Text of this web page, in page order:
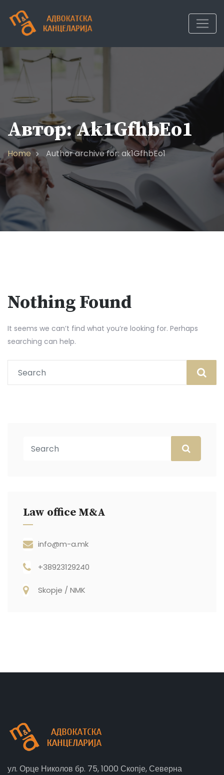
content
Автор:Ak1GfhbEo1
Home Author archive for: ak1GfhbEo1
Nothing Found
It seems we can’t find what you’re looking for. Perhaps
searching can help.
Law office M&A
info@m-a.mk
+38923129240
Skopje / NMK
ул. Орце Николов бр. 75, 1000 Скопје, Северна